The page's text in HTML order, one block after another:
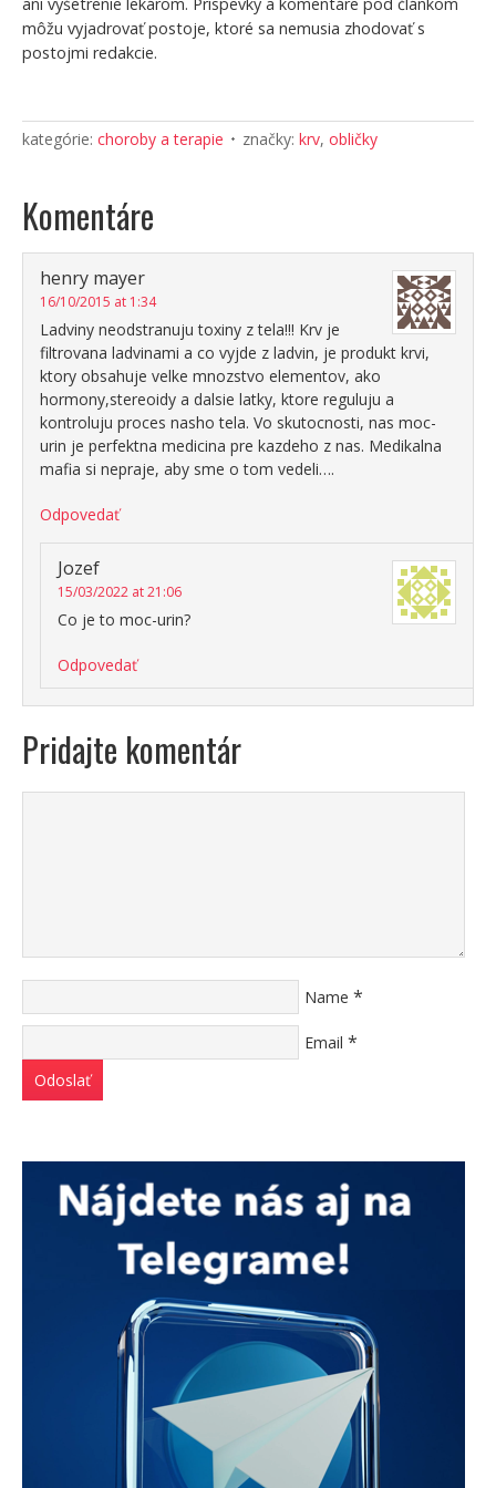
môžu vyjadrovať postoje, ktoré sa nemusia zhodovať s
postojmi redakcie.
kategórie: choroby a terapie značky: krv, obličky
Komentáre
henry mayer
16/10/2015 at 1:34
Ladviny neodstranuju toxiny z tela!!! Krv je
filtrovana ladvinami a co vyjde z ladvin, je produkt krvi,
ktory obsahuje velke mnozstvo elementov, ako
hormony,stereoidy a dalsie latky, ktore reguluju a
kontroluju proces nasho tela. Vo skutocnosti, nas moc-
urin je perfektna medicina pre kazdeho z nas. Medikalna
mafia si nepraje, aby sme o tom vedeli….
Odpovedať
Jozef
15/03/2022 at 21:06
Co je to moc-urin?
Odpovedať
Pridajte komentár
Name *
Email *